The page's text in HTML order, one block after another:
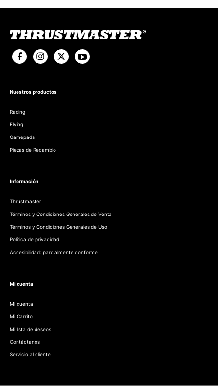
Nuestros productos
Racing
Flying
Gamepads
Piezas de Recambio
Información
Thrustmaster
Términos y Condiciones Generales de Venta
Términos y Condiciones Generales de Uso
Política de privacidad
Accesibilidad: parcialmente conforme
Mi cuenta
Mi cuenta
Mi Carrito
Mi lista de deseos
Contáctanos
Servicio al cliente